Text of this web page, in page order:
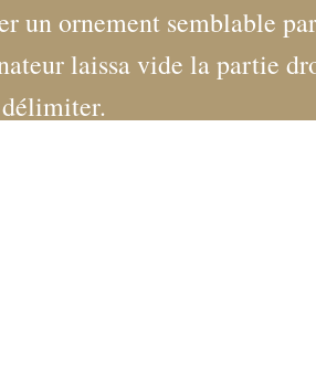
un ornement semblable
laissa vide la partie